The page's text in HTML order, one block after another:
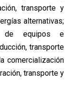
transporte y
alternativas;
de equipos e
transporte
comercialización
transporte y